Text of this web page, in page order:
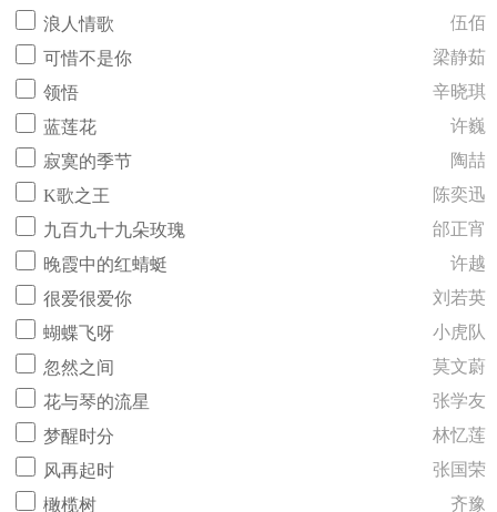
浪人情歌
伍佰
可惜不是你
梁静茹
领悟
辛晓琪
蓝莲花
许巍
寂寞的季节
陶喆
K歌之王
陈奕迅
九百九十九朵玫瑰
邰正宵
晚霞中的红蜻蜓
许越
很爱很爱你
刘若英
蝴蝶飞呀
小虎队
忽然之间
莫文蔚
花与琴的流星
张学友
梦醒时分
林忆莲
风再起时
张国荣
橄榄树
齐豫